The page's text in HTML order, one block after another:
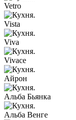
Vetro
Vista
Viva
Vivace
Айрон
Альба Бьянка
Альба Венге